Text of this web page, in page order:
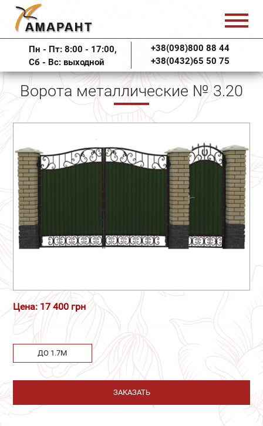
Пн - Пт: 8:00 - 17:00,
Сб - Вс: выходной
+38(098)800 88 44
+38(0432)65 50 75
Ворота металлические № 3.20
Цена: 17 400 грн
ДО 1.7М
ЗАКАЗАТЬ